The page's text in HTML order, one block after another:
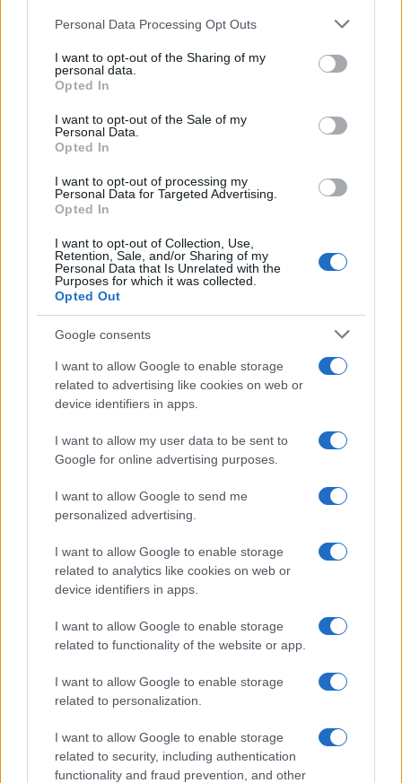
Please note that this website/app uses one or more Google
not limited to your visit or usage behaviour. You may click to
grant or deny consent to Google and its third-party tags to
use your data for below specified purposes in below Google
consent section.
Personal Data Processing Opt Outs
I want to opt-out of the Sharing of my
personal data.
Opted In
I want to opt-out of the Sale of my
Personal Data.
Opted In
I want to opt-out of processing my
Personal Data for Targeted Advertising.
Opted In
I want to opt-out of Collection, Use,
Retention, Sale, and/or Sharing of my
Personal Data that Is Unrelated with the
Purposes for which it was collected.
Opted Out
Google consents
I want to allow Google to enable storage
related to advertising like cookies on web or
device identifiers in apps.
I want to allow my user data to be sent to
Google for online advertising purposes.
I want to allow Google to send me
personalized advertising.
I want to allow Google to enable storage
related to analytics like cookies on web or
device identifiers in apps.
I want to allow Google to enable storage
related to functionality of the website or app.
I want to allow Google to enable storage
related to personalization.
I want to allow Google to enable storage
related to security, including authentication
functionality and fraud prevention, and other
verticali. Tuttavia, il successo dipenderà dalla
capacità degli operatori di dimostrare valore
misurabile alle imprese e di innovare i modelli
commerciali oltre la semplice vendita di banda.
AUTORE
Susanna Riva
dell’Archivio di Stato dove una volta ha
passato una settimana a consultare faldoni
sulle cooperative cittadine: quel documento
nella redazione, amante del caffè lungo e del
taccuino sempre pieno.